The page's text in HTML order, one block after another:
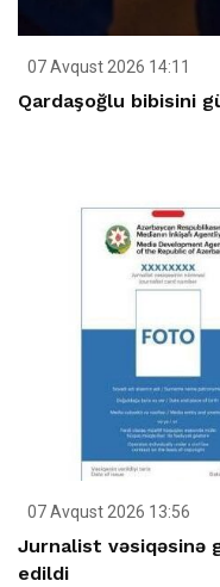
07 Avqust 2026 14:11
Qardaşoğlu bibisini
07 Avqust 2026 13:56
Jurnalist vəsiqəsinə
edildi